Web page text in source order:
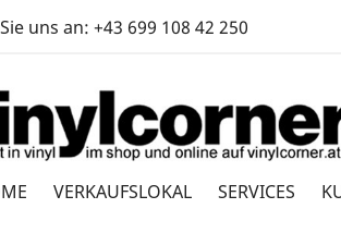
uns an: +43 699 108 42 250
VERKAUFSLOKAL SERVICES